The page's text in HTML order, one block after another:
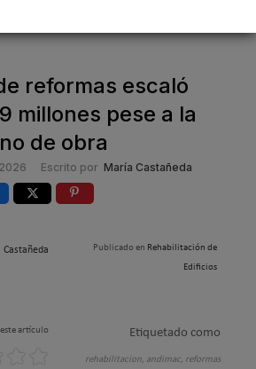
reformas escaló
millones pese a la
de obra
Escrito por María Castañeda
Castañeda Publicado en Rehabilitación de
Edificios
artículo
Etiquetado como
rehabilitacion, andimac, reformas